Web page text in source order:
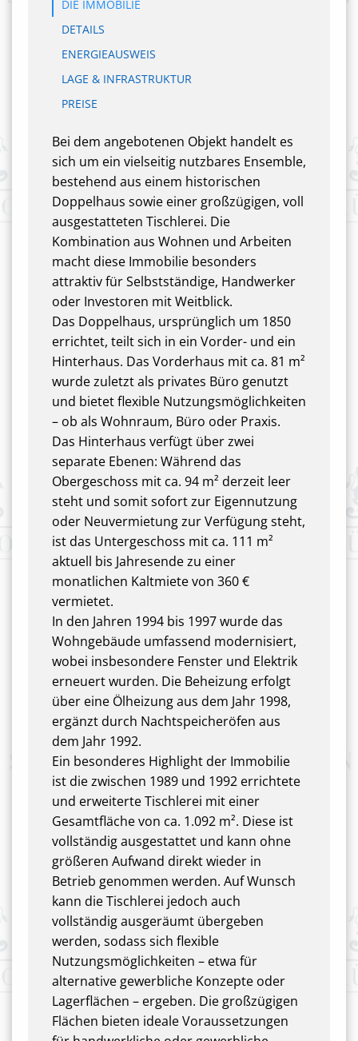
DIE IMMOBILIE
DETAILS
ENERGIEAUSWEIS
LAGE & INFRASTRUKTUR
PREISE
Bei dem angebotenen Objekt handelt es
sich um ein vielseitig nutzbares Ensemble,
bestehend aus einem historischen
Doppelhaus sowie einer großzügigen, voll
ausgestatteten Tischlerei. Die
Kombination aus Wohnen und Arbeiten
macht diese Immobilie besonders
attraktiv für Selbstständige, Handwerker
oder Investoren mit Weitblick.
Das Doppelhaus, ursprünglich um 1850
errichtet, teilt sich in ein Vorder- und ein
Hinterhaus. Das Vorderhaus mit ca. 81 m²
wurde zuletzt als privates Büro genutzt
und bietet flexible Nutzungsmöglichkeiten
– ob als Wohnraum, Büro oder Praxis.
Das Hinterhaus verfügt über zwei
separate Ebenen: Während das
Obergeschoss mit ca. 94 m² derzeit leer
steht und somit sofort zur Eigennutzung
oder Neuvermietung zur Verfügung steht,
ist das Untergeschoss mit ca. 111 m²
aktuell bis Jahresende zu einer
monatlichen Kaltmiete von 360 €
vermietet.
In den Jahren 1994 bis 1997 wurde das
Wohngebäude umfassend modernisiert,
wobei insbesondere Fenster und Elektrik
erneuert wurden. Die Beheizung erfolgt
über eine Ölheizung aus dem Jahr 1998,
ergänzt durch Nachtspeicheröfen aus
dem Jahr 1992.
Ein besonderes Highlight der Immobilie
ist die zwischen 1989 und 1992 errichtete
und erweiterte Tischlerei mit einer
Gesamtfläche von ca. 1.092 m². Diese ist
vollständig ausgestattet und kann ohne
größeren Aufwand direkt wieder in
Betrieb genommen werden. Auf Wunsch
kann die Tischlerei jedoch auch
vollständig ausgeräumt übergeben
werden, sodass sich flexible
Nutzungsmöglichkeiten – etwa für
alternative gewerbliche Konzepte oder
Lagerflächen – ergeben. Die großzügigen
Flächen bieten ideale Voraussetzungen